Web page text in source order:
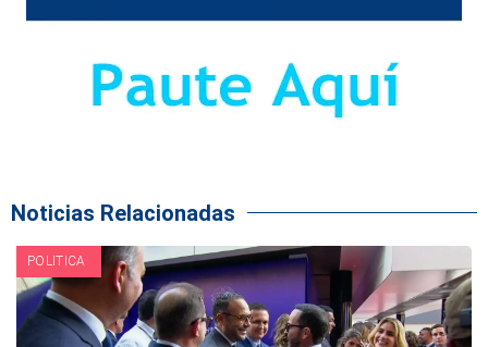
Noticias Relacionadas
POLITICA